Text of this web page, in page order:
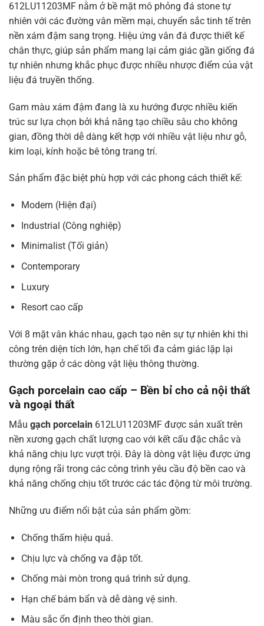
612LU11203MF nằm ở bề mặt mô phỏng đá stone tự
nhiên với các đường vân mềm mại, chuyển sắc tinh tế trên
nền xám đậm sang trọng. Hiệu ứng vân đá được thiết kế
chân thực, giúp sản phẩm mang lại cảm giác gần giống đá
tự nhiên nhưng khắc phục được nhiều nhược điểm của vật
liệu đá truyền thống.
Gam màu xám đậm đang là xu hướng được nhiều kiến
trúc sư lựa chọn bởi khả năng tạo chiều sâu cho không
gian, đồng thời dễ dàng kết hợp với nhiều vật liệu như gỗ,
kim loại, kính hoặc bê tông trang trí.
Sản phẩm đặc biệt phù hợp với các phong cách thiết kế:
Modern (Hiện đại)
Industrial (Công nghiệp)
Minimalist (Tối giản)
Contemporary
Luxury
Resort cao cấp
Với 8 mặt vân khác nhau, gạch tạo nên sự tự nhiên khi thi
công trên diện tích lớn, hạn chế tối đa cảm giác lặp lại
thường gặp ở các dòng vật liệu thông thường.
Gạch porcelain cao cấp – Bền bỉ cho cả nội thất
và ngoại thất
Mẫu gạch porcelain 612LU11203MF được sản xuất trên
nền xương gạch chất lượng cao với kết cấu đặc chắc và
khả năng chịu lực vượt trội. Đây là dòng vật liệu được ứng
dụng rộng rãi trong các công trình yêu cầu độ bền cao và
khả năng chống chịu tốt trước các tác động từ môi trường.
Những ưu điểm nổi bật của sản phẩm gồm:
Chống thấm hiệu quả.
Chịu lực và chống va đập tốt.
Chống mài mòn trong quá trình sử dụng.
Hạn chế bám bẩn và dễ dàng vệ sinh.
Màu sắc ổn định theo thời gian.